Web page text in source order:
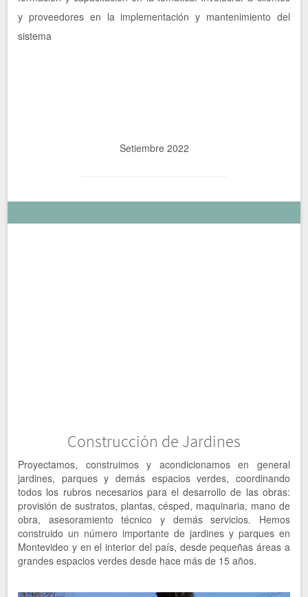
y proveedores en la implementación y mantenimiento del
sistema
Setiembre 2022
Construcción de Jardines
Proyectamos, construimos y acondicionamos en general
jardines, parques y demás espacios verdes, coordinando
todos los rubros necesarios para el desarrollo de las obras:
provisión de sustratos, plantas, césped, maquinaria, mano de
obra, asesoramiento técnico y demás servicios. Hemos
construido un número importante de jardines y parques en
Montevideo y en el interior del país, desde pequeñas áreas a
grandes espacios verdes desde hace más de 15 años.